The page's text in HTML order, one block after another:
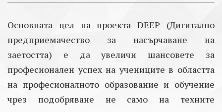
Основната цел на проекта DEEP (Дигитално
предприемачество за насърчаване на
заетостта) е да увеличи шансовете за
професионален успех на учениците в областта
на професионалното образование и обучение
чрез подобряване не само на техните